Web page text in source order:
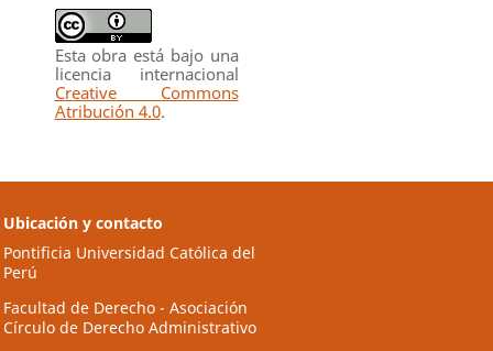
Esta obra está bajo una
licencia internacional
Creative Commons
Atribución 4.0.
Ubicación y contacto
Pontificia Universidad Católica del
Perú
Facultad de Derecho - Asociación
Círculo de Derecho Administrativo